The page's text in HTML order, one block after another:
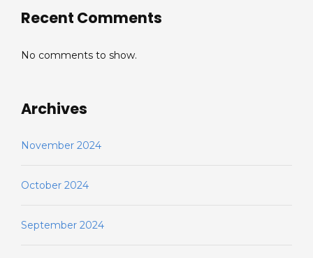
Recent Comments
No comments to show.
Archives
November 2024
October 2024
September 2024